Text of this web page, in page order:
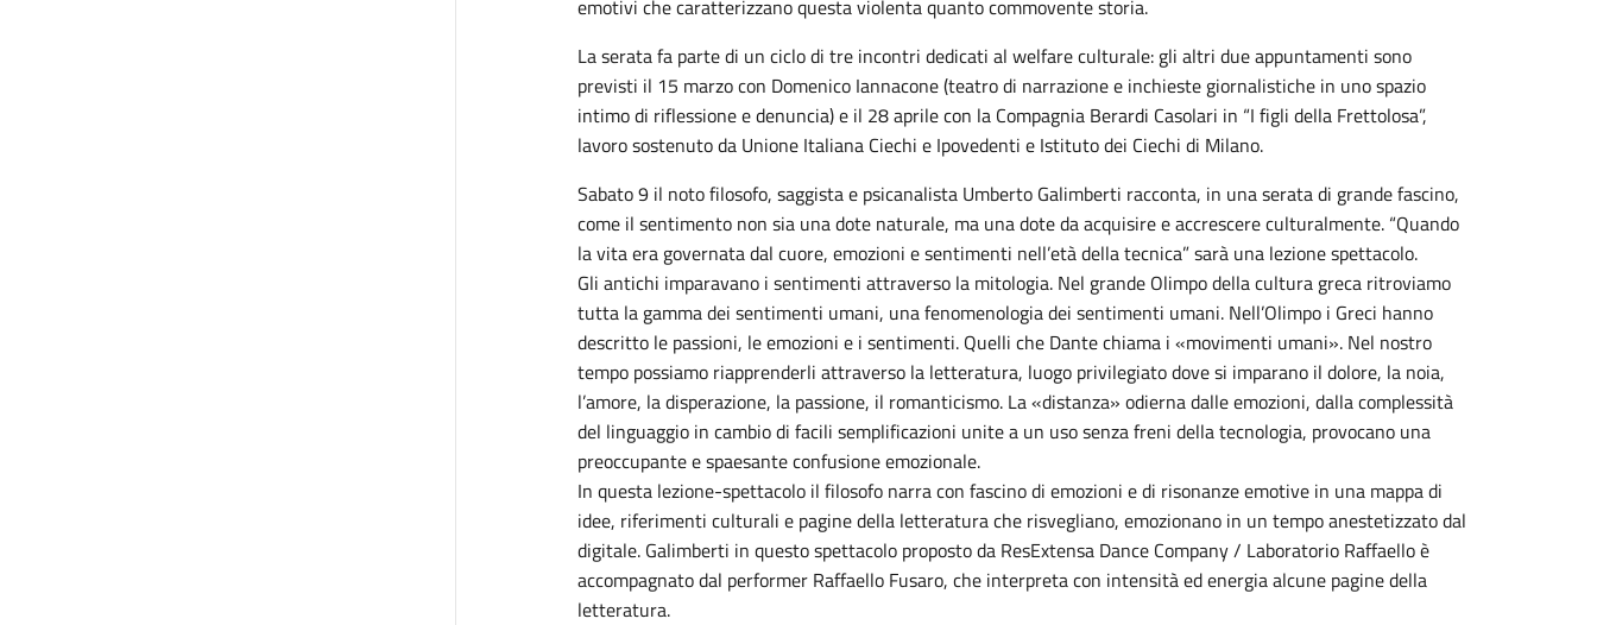
emotivi che caratterizzano questa violenta quanto commovente storia.
La serata fa parte di un ciclo di tre incontri dedicati al welfare culturale: gli altri due appuntamenti sono
previsti il 15 marzo con Domenico Iannacone (teatro di narrazione e inchieste giornalistiche in uno spazio
intimo di riflessione e denuncia) e il 28 aprile con la Compagnia Berardi Casolari in “I figli della Frettolosa”,
lavoro sostenuto da Unione Italiana Ciechi e Ipovedenti e Istituto dei Ciechi di Milano.
Sabato 9 il noto filosofo, saggista e psicanalista Umberto Galimberti racconta, in una serata di grande fascino,
come il sentimento non sia una dote naturale, ma una dote da acquisire e accrescere culturalmente. “Quando
la vita era governata dal cuore, emozioni e sentimenti nell’età della tecnica” sarà una lezione spettacolo.
Gli antichi imparavano i sentimenti attraverso la mitologia. Nel grande Olimpo della cultura greca ritroviamo
tutta la gamma dei sentimenti umani, una fenomenologia dei sentimenti umani. Nell’Olimpo i Greci hanno
descritto le passioni, le emozioni e i sentimenti. Quelli che Dante chiama i «movimenti umani». Nel nostro
tempo possiamo riapprenderli attraverso la letteratura, luogo privilegiato dove si imparano il dolore, la noia,
l’amore, la disperazione, la passione, il romanticismo. La «distanza» odierna dalle emozioni, dalla complessità
del linguaggio in cambio di facili semplificazioni unite a un uso senza freni della tecnologia, provocano una
preoccupante e spaesante confusione emozionale.
In questa lezione-spettacolo il filosofo narra con fascino di emozioni e di risonanze emotive in una mappa di
idee, riferimenti culturali e pagine della letteratura che risvegliano, emozionano in un tempo anestetizzato dal
digitale. Galimberti in questo spettacolo proposto da ResExtensa Dance Company / Laboratorio Raffaello è
accompagnato dal performer Raffaello Fusaro, che interpreta con intensità ed energia alcune pagine della
letteratura.